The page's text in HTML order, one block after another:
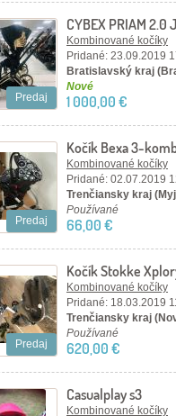
Predaj
CYBEX PRIAM 2.0
WINGS 3 V1 VOZÍK
Kombinované kočíky
Pridané: 23.09.2019
Bratislavský kraj
Nové
1 000,00 €
Predaj
Kočík Bexa 3-
Kombinované kočíky
Pridané: 02.07.2019
Trenčiansky kraj
Používané
66,00 €
Predaj
Kočík Stokke
Kombinované kočíky
Pridané: 18.03.2019
Trenčiansky kraj
Používané
620,00 €
Casualplay s3
Kombinované kočíky